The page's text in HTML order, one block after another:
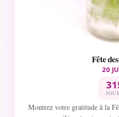
Fête
20
Montrez votre gratitude à la